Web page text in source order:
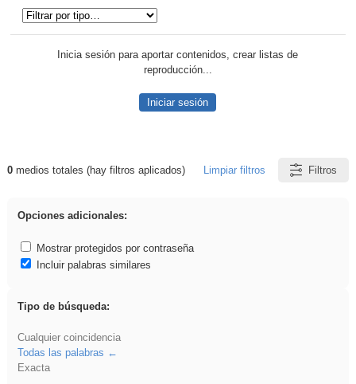
Inicia sesión para aportar contenidos, crear listas de
reproducción...
Iniciar sesión
Resultados de: song
0medios totales (hay filtros aplicados) Limpiar filtros Filtros
Opciones adicionales:
Mostrar protegidos por contraseña
Incluir palabras similares
Tipo de búsqueda:
Cualquier coincidencia
Todas las palabras
Exacta